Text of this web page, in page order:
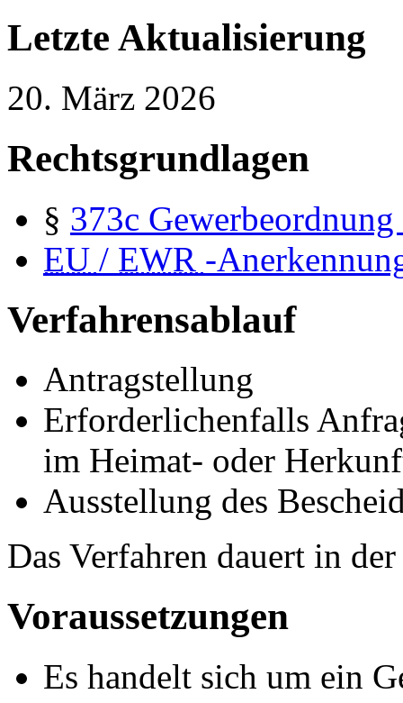
Letzte Aktualisierung
20. März 2026
Rechtsgrundlagen
§ 373c
EU / EWR -
Verfahrensablauf
Antragstellung
Erforderlichenfalls
im Heimat- oder
Ausstellung des
Das Verfahren dauert in
Voraussetzungen
Es handelt sich um ein